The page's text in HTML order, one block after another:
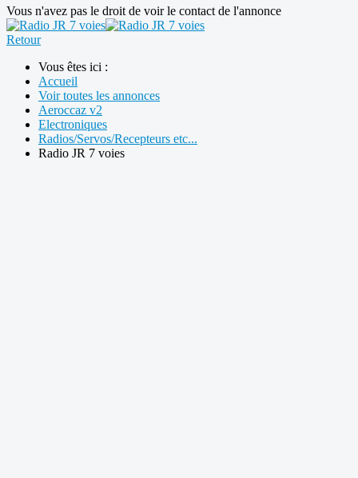
Vous n'avez pas le droit de voir le contact de l'annonce
Retour
Vous êtes ici :
Accueil
Voir toutes les annonces
Aeroccaz v2
Electroniques
Radios/Servos/Recepteurs etc...
Radio JR 7 voies